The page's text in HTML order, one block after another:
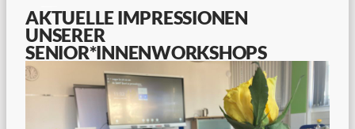
AKTUELLE IMPRESSIONEN
UNSERER
SENIOR*INNENWORKSHOPS